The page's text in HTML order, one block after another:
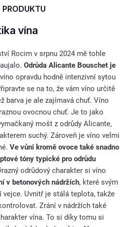
PRODUKTU
vína
Rocim v srpnu 2024 mě tohle
Odrůda Alicante Bouschet je
opravdu hodně intenzivní sytou
se na to, že vám víno určitě
barva je ale zajímavá chuť. Víno
ovocnou chuť. Je to jako
mošt z odrůdy Alicante,
suchý. Zároveň je víno velmi
Ve vůni kromě ovoce také snadno
tóny typické pro odrůdu
odrůdový charakter si víno
v betonových nádržích, které svým
vejce. Uvnitř je stálá teplota, takže
Zrání v nádržích také
vína. To si díky tomu si